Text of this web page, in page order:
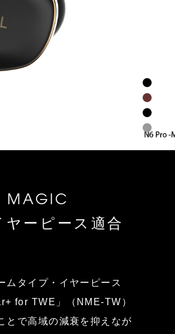
MAGIC
ヤーピース適合
ムタイプ・イヤーピース
for TWE」（NME-TW）
とで高域の減衰を抑えなが